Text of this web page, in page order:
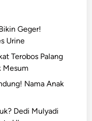
Geger!
Urine
Terobos Palang
Mesum
Nama Anak
Dedi Mulyadi